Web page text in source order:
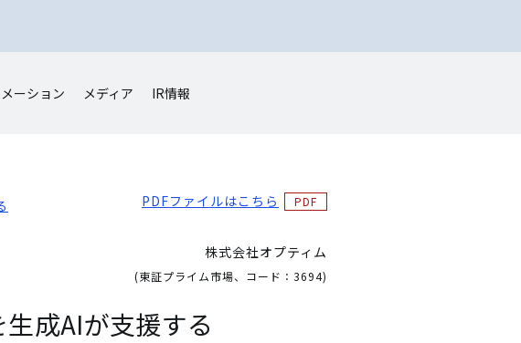
ーション メディア IR情報
PDFファイルはこちら
株式会社オプティム
(東証プライム市場、コード：3694)
成AIが支援する